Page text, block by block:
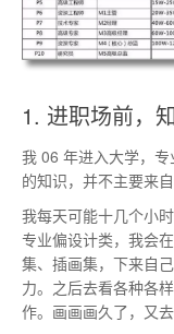
1. 进职场前，
我 06 年进入大学，
的知识，并不主要来
我每天可能十几个小
专业偏设计类，我会
集、插画集，下来自
力。之后去看各种各
作。画画画久了，又去